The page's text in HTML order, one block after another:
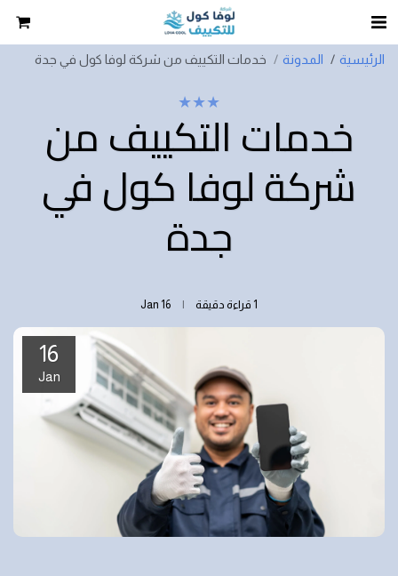
الرئيسية المدونة خدمات التكييف من شركة لوفا كول في جدة
خدمات التكييف من
شركة لوفا كول في
جدة
★
★
★
1 قراءة دقيقة 16
Jan
16
Jan